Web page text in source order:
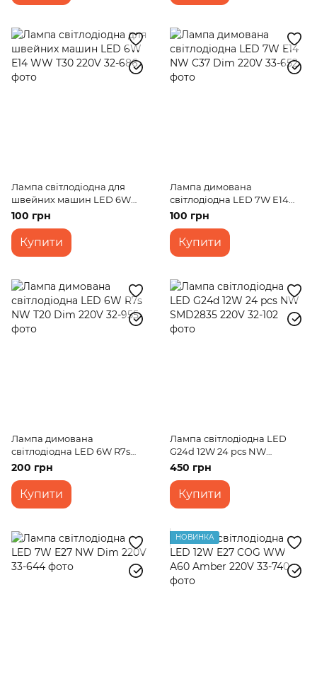
Лампа світлодіодна для
швейних машин LED 6W
E14 WW T30 220V
100 грн
Купити
Лампа димована
світлодіодна LED 7W E14
NW C37 Dim 220V
100 грн
Купити
Лампа димована
світлодіодна LED 6W R7s
NW T20 Dim 220V
200 грн
Купити
Лампа світлодіодна LED
G24d 12W 24 pcs NW
SMD2835 220V
450 грн
Купити
НОВИНКА